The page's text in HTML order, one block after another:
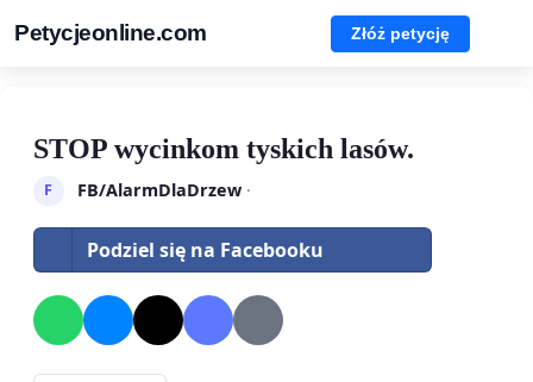
Petycjeonline.com Złóż petycję
STOP wycinkom tyskich lasów.
F FB/AlarmDlaDrzew·
Podziel się na Facebooku